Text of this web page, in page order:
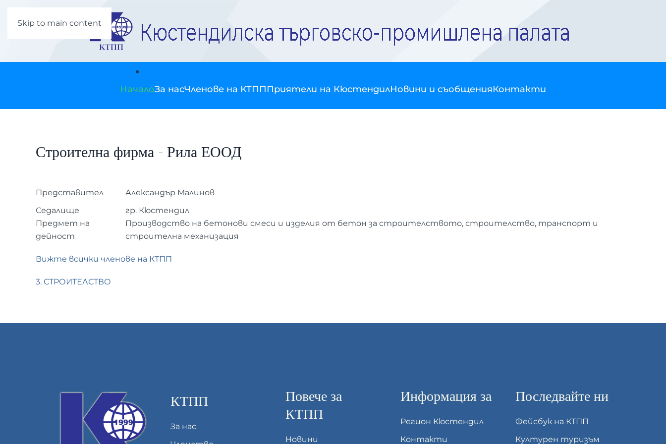
Skip to main content
НачалоЗа насЧленове на КТПППриятели на КюстендилНовини и съобщенияКонтакти
Строителна фирма - Рила ЕООД
Представител
Александър Малинов
Седалище
гр. Кюстендил
Предмет на
дейност
Производство на бетонови смеси и изделия от бетон за строителството, строителство, транспорт и
строителна механизация
Вижте всички членове на КТПП
3. СТРОИТЕЛСТВО
КТПП
За нас
Повече за
КТПП
Новини
Информация за
Регион Кюстендил
Контакти
Последвайте ни
Фейсбук на КТПП
Културен туризъм